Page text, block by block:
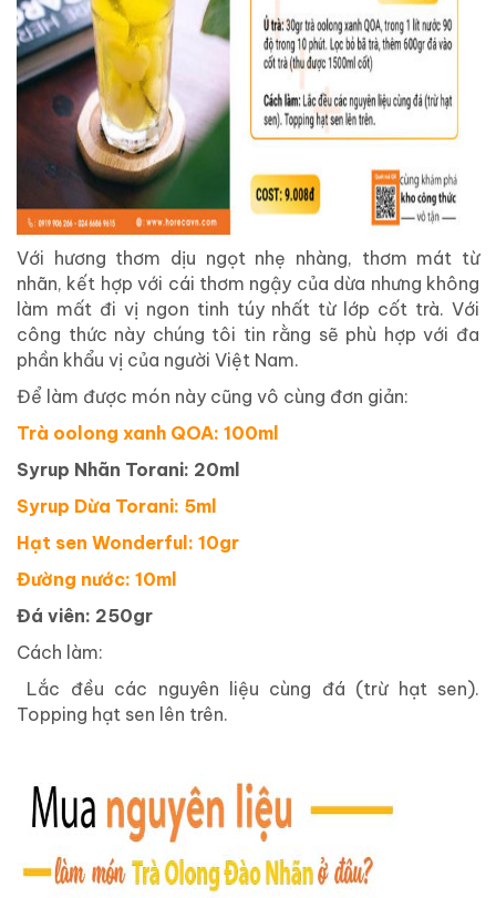
Với hương thơm dịu ngọt nhẹ nhàng, thơm mát từ
nhãn, kết hợp với cái thơm ngậy của dừa nhưng không
làm mất đi vị ngon tinh túy nhất từ lớp cốt trà. Với
công thức này chúng tôi tin rằng sẽ phù hợp với đa
phần khẩu vị của người Việt Nam.
Để làm được món này cũng vô cùng đơn giản:
Trà oolong xanh QOA: 100ml
Syrup Nhãn Torani: 20ml
Syrup Dừa Torani: 5ml
Hạt sen Wonderful: 10gr
Đường nước: 10ml
Đá viên: 250gr
Cách làm:
Lắc đều các nguyên liệu cùng đá (trừ hạt sen).
Topping hạt sen lên trên.